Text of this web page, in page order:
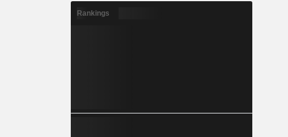
Rankings